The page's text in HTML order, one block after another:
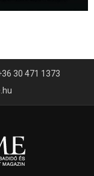
30 471 1373